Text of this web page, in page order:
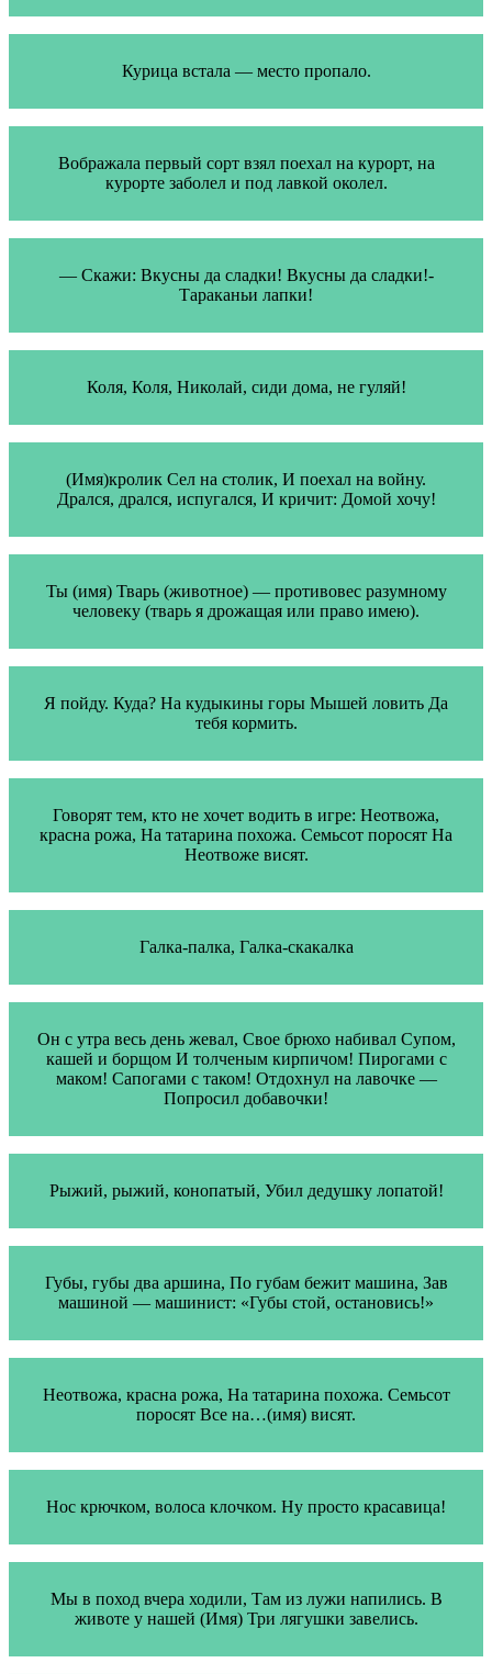
Курица встала — место пропало.
Вображала первый сорт взял поехал на курорт, на
курорте заболел и под лавкой околел.
— Скажи: Вкусны да сладки! Вкусны да сладки!-
Тараканьи лапки!
Коля, Коля, Николай, сиди дома, не гуляй!
(Имя)кролик Сел на столик, И поехал на войну.
Дрался, дрался, испугался, И кричит: Домой хочу!
Ты (имя) Тварь (животное) — противовес разумному
человеку (тварь я дрожащая или право имею).
Я пойду. Куда? На кудыкины горы Мышей ловить Да
тебя кормить.
Говорят тем, кто не хочет водить в игре: Неотвожа,
красна рожа, На татарина похожа. Семьсот поросят На
Неотвоже висят.
Галка-палка, Галка-скакалка
Он с утра весь день жевал, Свое брюхо набивал Супом,
кашей и борщом И толченым кирпичом! Пирогами с
маком! Сапогами с таком! Отдохнул на лавочке —
Попросил добавочки!
Рыжий, рыжий, конопатый, Убил дедушку лопатой!
Губы, губы два аршина, По губам бежит машина, Зав
машиной — машинист: «Губы стой, остановись!»
Неотвожа, красна рожа, На татарина похожа. Семьсот
поросят Все на…(имя) висят.
Нос крючком, волоса клочком. Ну просто красавица!
Мы в поход вчера ходили, Там из лужи напились. В
животе у нашей (Имя) Три лягушки завелись.